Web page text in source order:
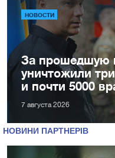
НОВОСТИ
За прошедшую
уничтожили
и почти 5000
7 августа 2026